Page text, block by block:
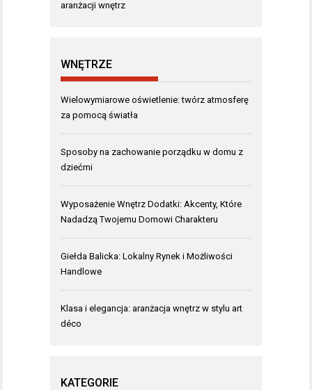
aranżacji wnętrz
WNĘTRZE
Wielowymiarowe oświetlenie: twórz atmosferę
za pomocą światła
Sposoby na zachowanie porządku w domu z
dziećmi
Wyposażenie Wnętrz Dodatki: Akcenty, Które
Nadadzą Twojemu Domowi Charakteru
Giełda Balicka: Lokalny Rynek i Możliwości
Handlowe
Klasa i elegancja: aranżacja wnętrz w stylu art
déco
KATEGORIE